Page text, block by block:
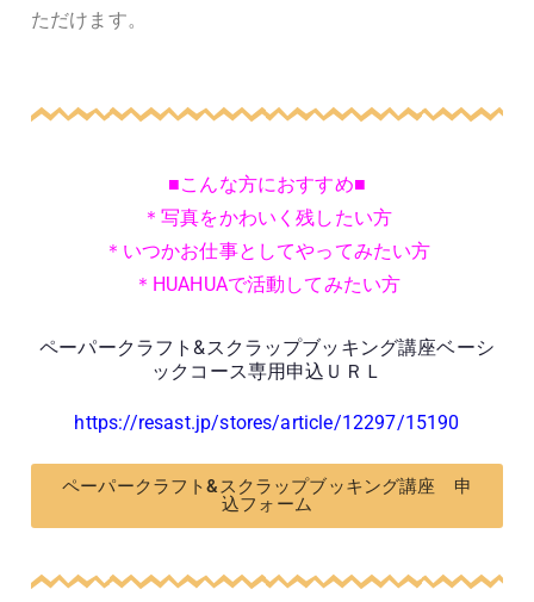
ただけます。
■こんな方におすすめ■
＊写真をかわいく残したい方
＊いつかお仕事としてやってみたい方
＊HUAHUAで活動してみたい方
ペーパークラフト&スクラップブッキング講座ベーシ
ックコース専用申込ＵＲＬ
https://resast.jp/stores/article/12297/15190
ペーパークラフト&スクラップブッキング講座 申
込フォーム